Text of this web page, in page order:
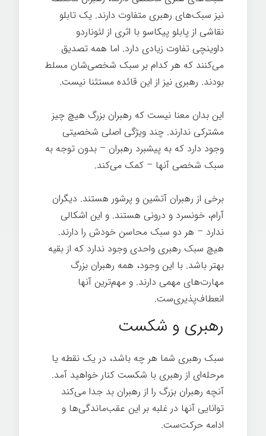
نیز سبک‌های رهبری متفاوت دارند. یک تابلو
نقاشی از پابلو پیکاسو با اثری از لئوناردو
داوینچی تفاوت زیادی دارد. اما همه تصدیق
می‌کنند که هر کدام بر سبک شخصی‌شان مسلط
بودند. رهبری نیز از این قائده مستثنا نیست.
این بدان معنا نیست که رهبران بزرگ هیچ چیز
مشترکی ندارند. چند ویژگی اصلی شخصیتی
وجود دارد که به پیشبرد رهبران – بدون توجه به
سبک شخصی آنها – کمک می‌کند.
برخی از رهبران آتشین و پرشور هستند. دیگران
آرام، خونسرد و درونی هستند. و این اشکالی
ندارد – هر دو سبک محاسن خودش را دارند.
هیچ سبک رهبری واحدی وجود ندارد که از بقیه
بهتر باشد. با این وجود، همه رهبران بزرگ
مهارت‌های مهمی دارند. و مهم‌ترین آنها
انعطاف‌پذیری‌ست.
رهبری و شکست
سبک رهبری شما هر چه باشد، در یک نقطه یا
مرحله‌ای از رهبری با شکست کنار خواهید آمد.
آنچه رهبران بزرگ را از رهبران بد جدا می‌کند
توانایی آنها در غلبه بر این عقب‌ماندگی‌ها و
ادامه حرکت‌ست.